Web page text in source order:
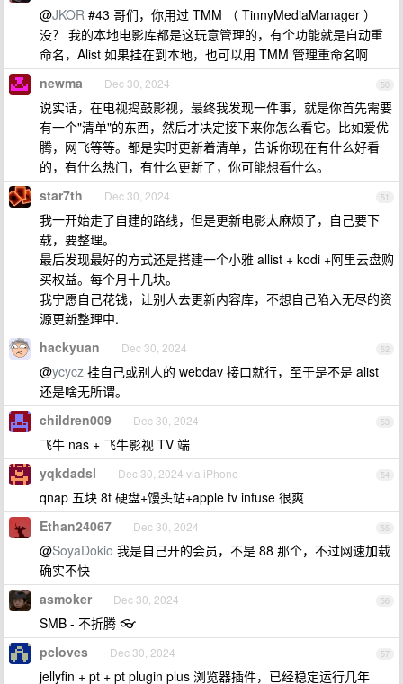
@JKOR #43 哥们，你用过 TMM （ TinnyMediaManager ）
没？ 我的本地电影库都是这玩意管理的，有个功能就是自动重
命名，Alist 如果挂在到本地，也可以用 TMM 管理重命名啊
50
newma Dec 30, 2024
说实话，在电视捣鼓影视，最终我发现一件事，就是你首先需要
有一个"清单"的东西，然后才决定接下来你怎么看它。比如爱优
腾，网飞等等。都是实时更新着清单，告诉你现在有什么好看
的，有什么热门，有什么更新了，你可能想看什么。
51
star7th Dec 30, 2024
我一开始走了自建的路线，但是更新电影太麻烦了，自己要下
载，要整理。
最后发现最好的方式还是搭建一个小雅 allist + kodi +阿里云盘购
买权益。每个月十几块。
我宁愿自己花钱，让别人去更新内容库，不想自己陷入无尽的资
源更新整理中.
52
hackyuan Dec 30, 2024
@ycycz 挂自己或别人的 webdav 接口就行，至于是不是 alist
还是啥无所谓。
53
children009 Dec 30, 2024
飞牛 nas + 飞牛影视 TV 端
54
yqkdadsl Dec 30, 2024 via iPhone
qnap 五块 8t 硬盘+馒头站+apple tv infuse 很爽
55
Ethan24067 Dec 30, 2024
@SoyaDokio 我是自己开的会员，不是 88 那个，不过网速加载
确实不快
56
asmoker Dec 30, 2024
SMB - 不折腾 👓
57
pcloves Dec 30, 2024
jellyfin + pt + pt plugin plus 浏览器插件，已经稳定运行几年